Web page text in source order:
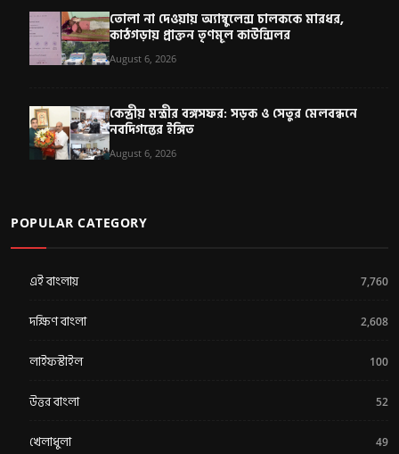
তোলা না দেওয়ায় অ্যাম্বুলেন্স চালককে মারধর,
কাঠগড়ায় প্রাক্তন তৃণমূল কাউন্সিলর
August 6, 2026
কেন্দ্রীয় মন্ত্রীর বঙ্গসফর: সড়ক ও সেতুর মেলবন্ধনে
নবদিগন্তের ইঙ্গিত
August 6, 2026
POPULAR CATEGORY
এই বাংলায় 7,760
দক্ষিণ বাংলা 2,608
লাইফস্টাইল 100
উত্তর বাংলা 52
খেলাধুলা 49